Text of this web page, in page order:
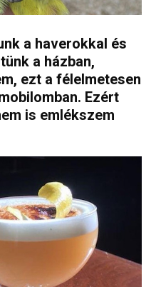
a haverokkal és
a házban,
ezt a félelmetesen
Ezért
is emlékszem